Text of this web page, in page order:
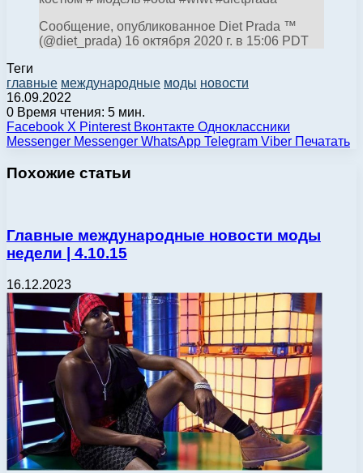
Сообщение, опубликованное Diet Prada ™
(@diet_prada) 16 октября 2020 г. в 15:06 PDT
Теги
главные международные моды новости
16.09.2022
0 Время чтения: 5 мин.
Facebook X Pinterest Вконтакте Одноклассники
Messenger Messenger WhatsApp Telegram Viber Печатать
Похожие статьи
Главные международные новости моды
недели | 4.10.15
16.12.2023